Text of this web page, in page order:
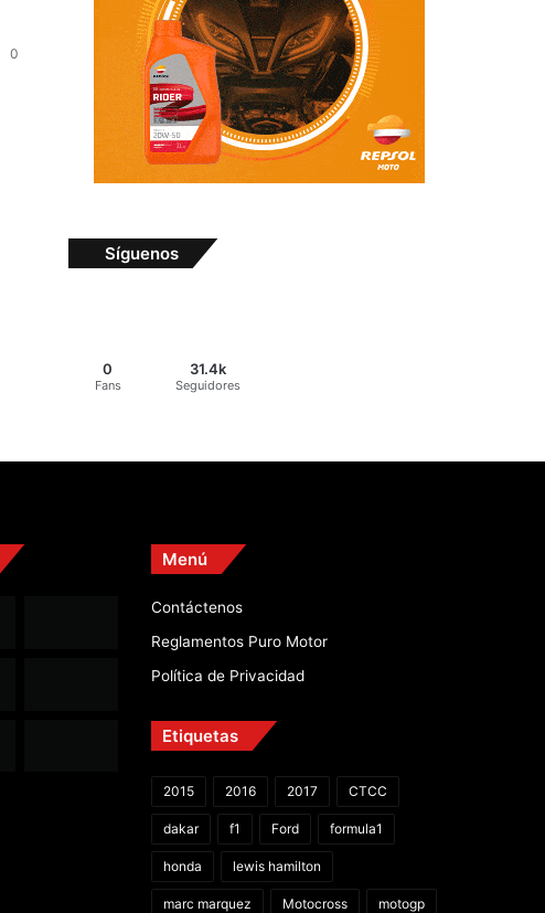
0
Síguenos
0
Fans
31.4k
Seguidores
Menú
Contáctenos
Reglamentos Puro Motor
Política de Privacidad
Etiquetas
2015 2016 2017 CTCC
dakar f1 Ford formula1
honda lewis hamilton
marc marquez Motocross motogp